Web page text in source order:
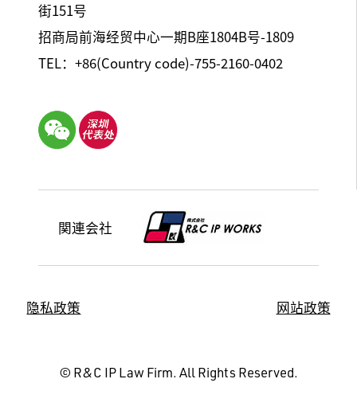
街151号
招商局前海经贸中心一期B座1804B号-1809
TEL：+86(Country code)-755-2160-0402
関連会社
隐私政策 网站政策
© R&C IP Law Firm. All Rights Reserved.